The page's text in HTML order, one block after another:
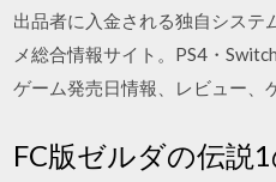
出品者に入金される独自システ
メ総合情報サイト。PS4・
ゲーム発売日情報、レビュー、
FC版ゼルダの伝説